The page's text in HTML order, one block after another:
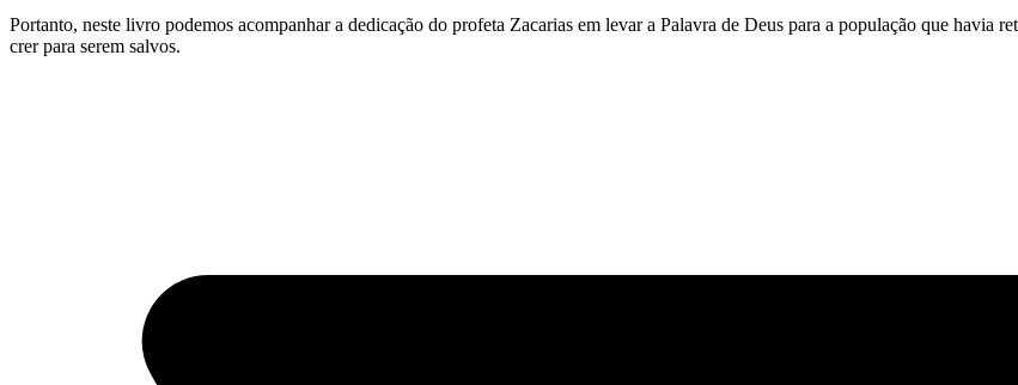
Portanto, neste livro podemos acompanhar a dedicação do profeta Zacarias em levar a Palavra de Deus para a população que havia
crer para serem salvos.